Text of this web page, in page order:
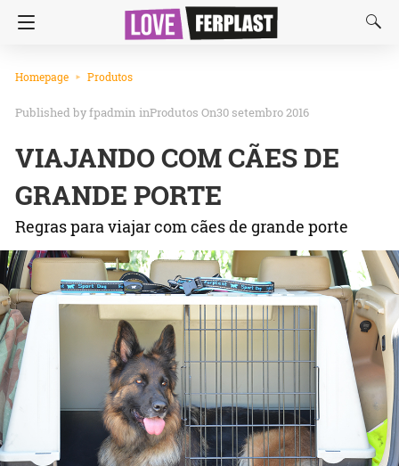
Homepage Produtos
fpadmin inProdutos On30 setembro 2016
VIAJANDO COM CÃES DE
GRANDE PORTE
Regras para viajar com cães de grande porte